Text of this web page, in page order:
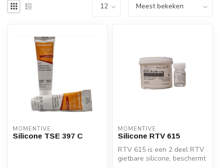
MOMENTIVE
Silicone TSE 397 C
MOMENTIVE
Silicone RTV 615
RTV 615 is een 2 deel RTV
gietbare silicone, beschermt